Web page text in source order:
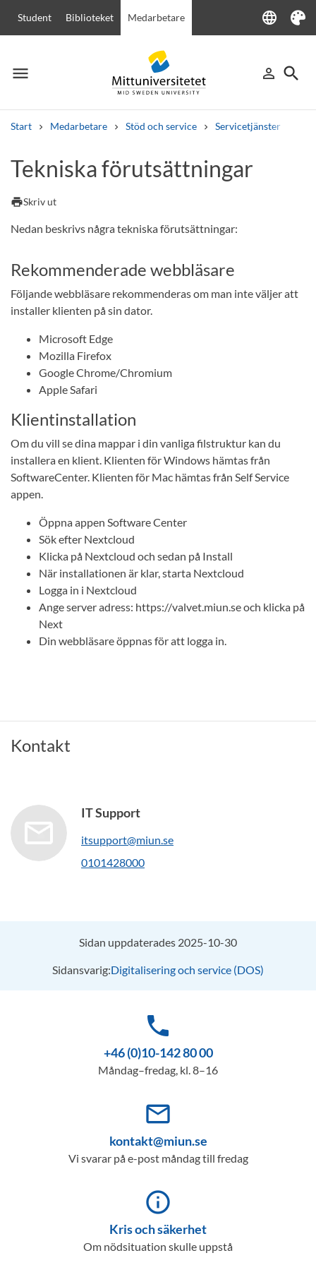
Student Biblioteket Medarbetare language
Language
Tema
menu
Meny person_outline
Logga in
search
Sök
Start Medarbetare Stöd och service Servicetjänster
Andra söktjänster
Kurser och program
Tekniska förutsättningar
printSkriv ut
Nedan beskrivs några tekniska förutsättningar:
Rekommenderade webbläsare
Följande webbläsare rekommenderas om man inte väljer att
installer klienten på sin dator.
Microsoft Edge
Mozilla Firefox
Google Chrome/Chromium
Apple Safari
Klientinstallation
Om du vill se dina mappar i din vanliga filstruktur kan du
installera en klient. Klienten för Windows hämtas från
SoftwareCenter. Klienten för Mac hämtas från Self Service
appen.
Öppna appen Software Center
Sök efter Nextcloud
Klicka på Nextcloud och sedan på Install
När installationen är klar, starta Nextcloud
Logga in i Nextcloud
Ange server adress: https://valvet.miun.se och klicka på
Next
Din webbläsare öppnas för att logga in.
Kontakt
IT Support
itsupport@miun.se
0101428000
Sidan uppdaterades 2025-10-30
Sidansvarig:Digitalisering och service (DOS)
phone
+46 (0)10-142 80 00
Måndag–fredag, kl. 8–16
mail_outline
kontakt@miun.se
Vi svarar på e-post måndag till fredag
info_outline
Kris och säkerhet
Om nödsituation skulle uppstå